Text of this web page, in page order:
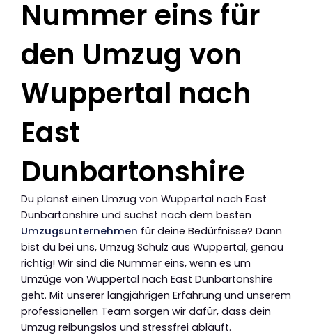
Nummer eins für
den Umzug von
Wuppertal nach
East
Dunbartonshire
Du planst einen Umzug von Wuppertal nach East
Dunbartonshire und suchst nach dem besten
Umzugsunternehmen für deine Bedürfnisse? Dann
bist du bei uns, Umzug Schulz aus Wuppertal, genau
richtig! Wir sind die Nummer eins, wenn es um
Umzüge von Wuppertal nach East Dunbartonshire
geht. Mit unserer langjährigen Erfahrung und unserem
professionellen Team sorgen wir dafür, dass dein
Umzug reibungslos und stressfrei abläuft.